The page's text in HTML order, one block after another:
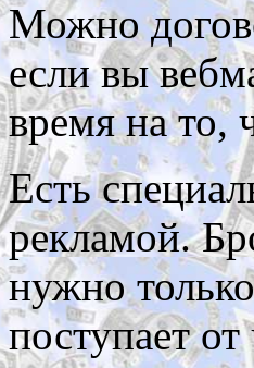
Можно
если вы
время на то,
Есть
рекламой.
нужно
поступает